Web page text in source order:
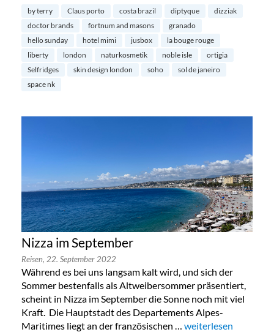
by terry Claus porto costa brazil diptyque
dizziak
doctor brands
fortnum and masons
granado
hello sunday
hotel mimi jusbox
la bouge rouge
liberty
london naturkosmetik noble isle
ortigia
Selfridges
skin design london soho
sol de janeiro
space nk
Nizza im September
Reisen, 22. September 2022
Während es bei uns langsam kalt wird, und sich der
Sommer bestenfalls als Altweibersommer präsentiert,
scheint in Nizza im September die Sonne noch mit viel
Kraft. Die Hauptstadt des Departements Alpes-
Maritimes liegt an der französischen … „Nizza im September“
weiterlesen